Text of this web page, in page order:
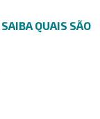
QUAIS SÃO